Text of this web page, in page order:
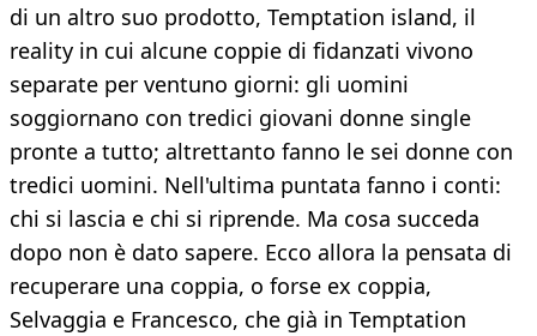
di un altro suo prodotto, Temptation island, il
reality in cui alcune coppie di fidanzati vivono
separate per ventuno giorni: gli uomini
soggiornano con tredici giovani donne single
pronte a tutto; altrettanto fanno le sei donne con
tredici uomini. Nell'ultima puntata fanno i conti:
chi si lascia e chi si riprende. Ma cosa succeda
dopo non è dato sapere. Ecco allora la pensata di
recuperare una coppia, o forse ex coppia,
Selvaggia e Francesco, che già in Temptation